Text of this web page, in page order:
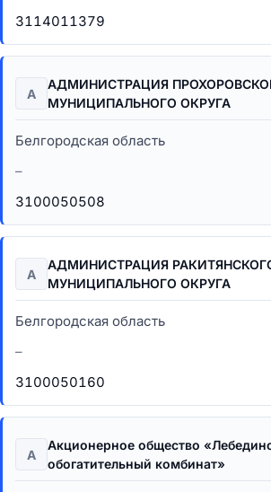
3114011379
А
АДМИНИСТРАЦИЯ
МУНИЦИПАЛЬНОГО ОКРУГА
Белгородская область
–
3100050508
А
АДМИНИСТРАЦИЯ
МУНИЦИПАЛЬНОГО ОКРУГА
Белгородская область
–
3100050160
А
Акционерное общество
обогатительный комбинат»